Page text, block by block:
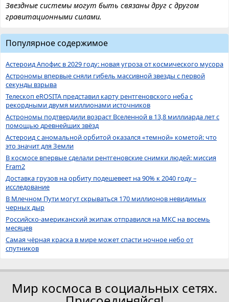
Звездные системы могут быть связаны друг с другом
гравитационными силами.
Популярное содержимое
Астероид Апофис в 2029 году: новая угроза от космического мусора
Астрономы впервые сняли гибель массивной звезды с первой
секунды взрыва
Телескоп eROSITA представил карту рентгеновского неба с
рекордными двумя миллионами источников
Астрономы подтвердили возраст Вселенной в 13,8 миллиарда лет с
помощью древнейших звёзд
Астероид с аномальной орбитой оказался «темной» кометой: что
это значит для Земли
В космосе впервые сделали рентгеновские снимки людей: миссия
Fram2
Доставка грузов на орбиту подешевеет на 90% к 2040 году –
исследование
В Млечном Пути могут скрываться 170 миллионов невидимых
черных дыр
Российско-американский экипаж отправился на МКС на восемь
месяцев
Самая чёрная краска в мире может спасти ночное небо от
спутников
Мир космоса в социальных сетях.